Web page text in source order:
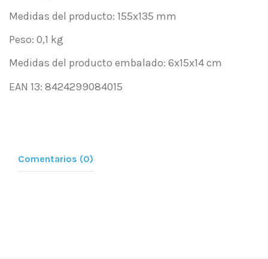
Medidas del producto: 155x135 mm
Peso: 0,1 kg
Medidas del producto embalado: 6x15x14 cm
EAN 13: 8424299084015
Comentarios (0)